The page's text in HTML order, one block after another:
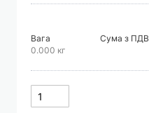
Вага
0.000 кг
Сума з ПДВ